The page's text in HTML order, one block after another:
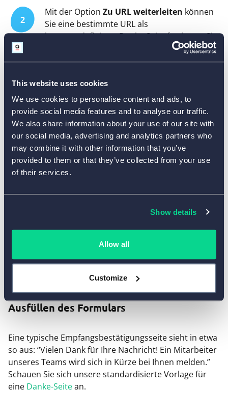
This website uses cookies
We use cookies to personalise content and ads, to
provide social media features and to analyse our traffic.
We also share information about your use of our site with
our social media, advertising and analytics partners who
may combine it with other information that you’ve
provided to them or that they’ve collected from your use
of their services.
Show details
Allow all
Customize
2
Mit der Option Zu URL weiterleiten können
Sie eine bestimmte URL als
benutzerdefinierte Danke-Seite festlegen. Sie
können sogar die Weiterleitung zu einem
anderen AidaForm-Formular einrichten.
3
Mit der OptionConditional Logic
verschiedene Weiterleitungen festlegen, die
von den Antworten Ihrer Befragten
abhängen.
Gefällt Ihnen die Vorlage? Dann klicken Sie auf die
SchaltflächeVorlage verwenden, um das Beste aus
Ihrem Kontaktformular herauszuholen!
Empfangsbestätigung-Seite Ihres
Kontaktformulars
Bedanken Sie sich bei Ihren Kunden für das
Ausfüllen des Formulars
Eine typische Empfangsbestätigungsseite sieht in etwa
so aus: “Vielen Dank für Ihre Nachricht! Ein Mitarbeiter
unseres Teams wird sich in Kürze bei Ihnen melden.”
Schauen Sie sich unsere standardisierte Vorlage für
eine Danke-Seitean.